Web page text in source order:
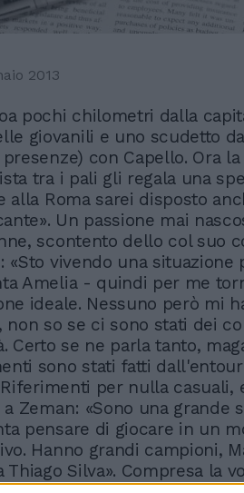
2013
pochi chilometri dalla
giovanili e uno scudetto
presenze) con Capello. Ora
tra i pali gli regala una
alla Roma sarei disposto
Un passione mai
scontento dello col suo
«Sto vivendo una
Amelia - quindi per me
ideale. Nessuno però mi
non so se ci sono stati dei
Certo se ne parla tanto,
sono stati fatti
per nulla casuali,
Zeman: «Sono una grande
pensare di giocare in un
Hanno grandi campioni,
Thiago Silva». Compresa la